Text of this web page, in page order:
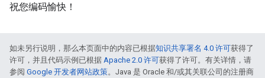
祝您编码愉快！
如未另行说明，那么本页面中的内容已根据知识共享署名 4.0 许可获得了
许可，并且代码示例已根据 Apache 2.0 许可获得了许可。有关详情，请
参阅 Google 开发者网站政策。Java 是 Oracle 和/或其关联公司的注册商